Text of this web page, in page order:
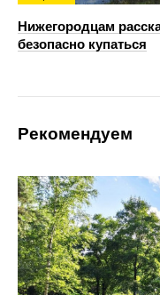
Нижегородцам
безопасно купаться
Рекомендуем